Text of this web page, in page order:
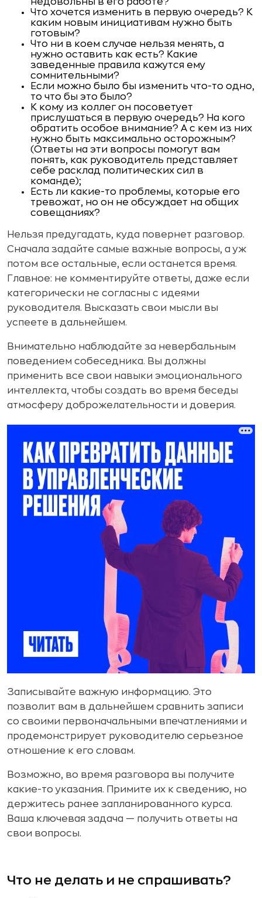
Что хочется изменить в первую очередь? К
каким новым инициативам нужно быть
готовым?
Что ни в коем случае нельзя менять, а
нужно оставить как есть? Какие
заведенные правила кажутся ему
сомнительными?
Если можно было бы изменить что-то одно,
то что бы это было?
К кому из коллег он посоветует
прислушаться в первую очередь? На кого
обратить особое внимание? А с кем из них
нужно быть максимально осторожным?
(Ответы на эти вопросы помогут вам
понять, как руководитель представляет
себе расклад политических сил в
команде);
Есть ли какие-то проблемы, которые его
тревожат, но он не обсуждает на общих
совещаниях?
Нельзя предугадать, куда повернет разговор.
Сначала задайте самые важные вопросы, а уж
потом все остальные, если останется время.
Главное: не комментируйте ответы, даже если
категорически не согласны с идеями
руководителя. Высказать свои мысли вы
успеете в дальнейшем.
Внимательно наблюдайте за невербальным
поведением собеседника. Вы должны
применить все свои навыки эмоционального
интеллекта, чтобы создать во время беседы
атмосферу доброжелательности и доверия.
Записывайте важную информацию. Это
позволит вам в дальнейшем сравнить записи
со своими первоначальными впечатлениями и
продемонстрирует руководителю серьезное
отношение к его словам.
Возможно, во время разговора вы получите
какие-то указания. Примите их к сведению, но
держитесь ранее запланированного курса.
Ваша ключевая задача — получить ответы на
свои вопросы.
Что не делать и не спрашивать?